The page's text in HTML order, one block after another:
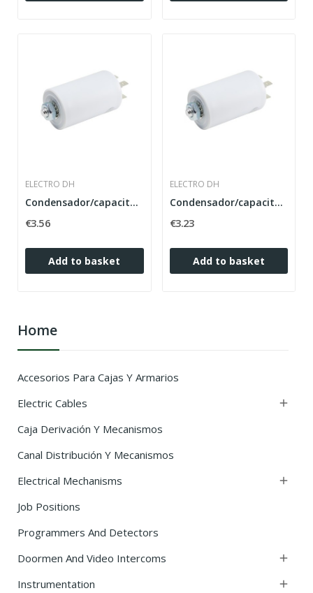
Home
Accesorios Para Cajas Y Armarios
Electric Cables

Caja Derivación Y Mecanismos
Canal Distribución Y Mecanismos
Electrical Mechanisms

Job Positions
Programmers And Detectors
Doormen And Video Intercoms

Instrumentation 
ELECTRO DH
Condensador/capacitador de motor 14uf.
€3.56
Add to basket
ELECTRO DH
Condensador/capacitador de motor12uf.
€3.23
Add to basket